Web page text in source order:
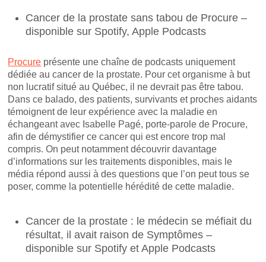
Cancer de la prostate sans tabou de Procure –
disponible sur Spotify, Apple Podcasts
Procure présente une chaîne de podcasts uniquement
dédiée au cancer de la prostate. Pour cet organisme à but
non lucratif situé au Québec, il ne devrait pas être tabou.
Dans ce balado, des patients, survivants et proches aidants
témoignent de leur expérience avec la maladie en
échangeant avec Isabelle Pagé, porte-parole de Procure,
afin de démystifier ce cancer qui est encore trop mal
compris. On peut notamment découvrir davantage
d’informations sur les traitements disponibles, mais le
média répond aussi à des questions que l’on peut tous se
poser, comme la potentielle hérédité de cette maladie.
Cancer de la prostate : le médecin se méfiait du
résultat, il avait raison de Symptômes –
disponible sur Spotify et Apple Podcasts